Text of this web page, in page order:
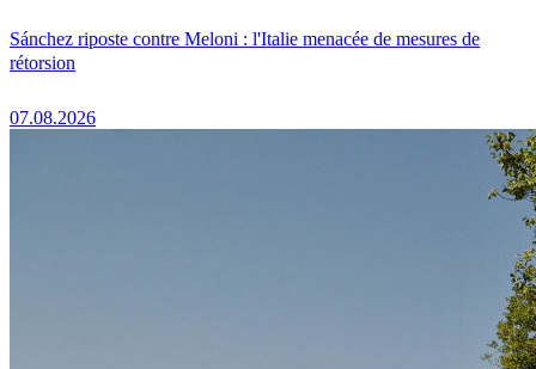
Sánchez riposte contre Meloni : l'Italie menacée de mesures de
rétorsion
07.08.2026